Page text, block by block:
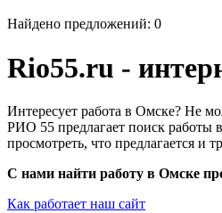
Найдено предложений: 0
Rio55.ru -
Интересует работа в Омске? Не
РИО 55 предлагает поиск работы
просмотреть, что предлагается и
С нами найти работу в Омске
Как работает наш сайт